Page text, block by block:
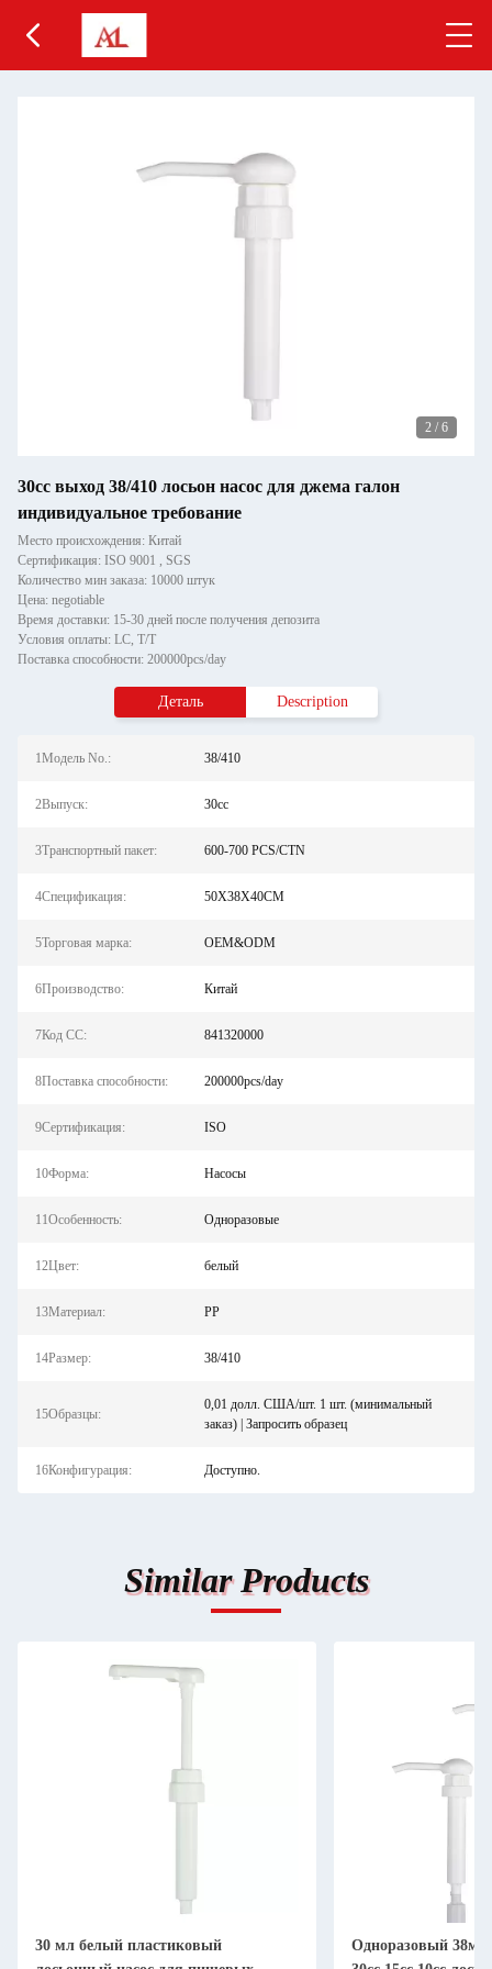
2 / 6
30cc выход 38/410 лосьон насос для джема галон
индивидуальное требование
Место происхождения: Китай
Сертификация: ISO 9001 , SGS
Количество мин заказа: 10000 штук
Цена: negotiable
Время доставки: 15-30 дней после получения депозита
Условия оплаты: LC, T/T
Поставка способности: 200000pcs/day
Деталь Description
1Модель No.: 38/410
2Выпуск: 30cc
3Транспортный пакет: 600-700 PCS/CTN
4Спецификация: 50X38X40CM
5Торговая марка: OEM&ODM
6Производство: Китай
7Код СС: 841320000
8Поставка способности: 200000pcs/day
9Сертификация: ISO
10Форма: Насосы
11Особенность: Одноразовые
12Цвет: белый
13Материал: PP
14Размер: 38/410
15Образцы:
0,01 долл. США/шт. 1 шт. (минимальный
заказ) | Запросить образец
16Конфигурация: Доступно.
Similar Products
30 мл белый пластиковый
Одноразовый 38мм